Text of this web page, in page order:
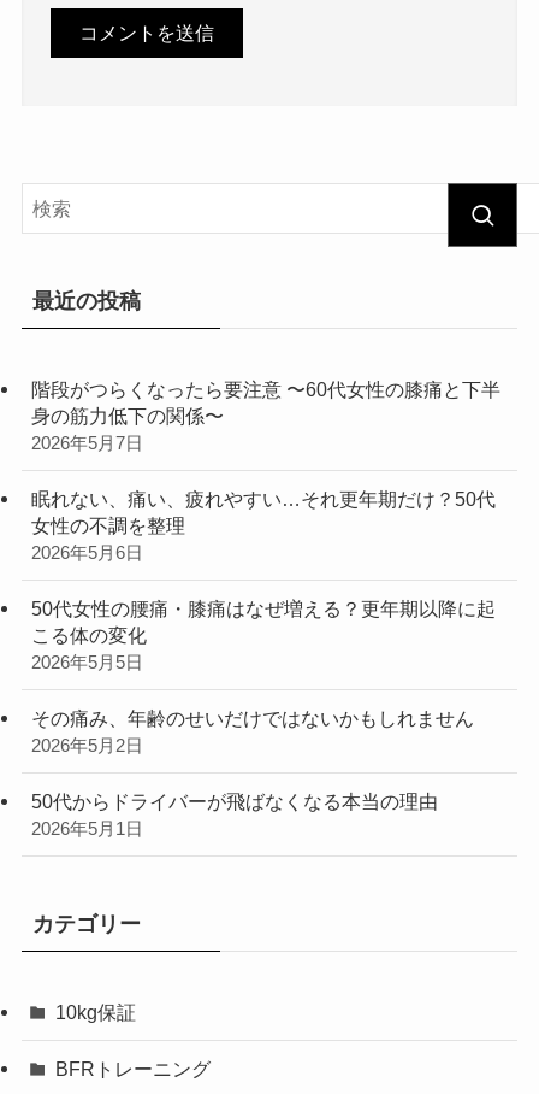
最近の投稿
階段がつらくなったら要注意 〜60代女性の膝痛と下半
身の筋力低下の関係〜
2026年5月7日
眠れない、痛い、疲れやすい…それ更年期だけ？50代
女性の不調を整理
2026年5月6日
50代女性の腰痛・膝痛はなぜ増える？更年期以降に起
こる体の変化
2026年5月5日
その痛み、年齢のせいだけではないかもしれません
2026年5月2日
50代からドライバーが飛ばなくなる本当の理由
2026年5月1日
カテゴリー
10kg保証
BFRトレーニング